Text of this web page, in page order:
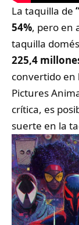
La taquilla de
54%, pero en
taquilla
225,4
convertido en
Pictures
crítica, es
suerte en la